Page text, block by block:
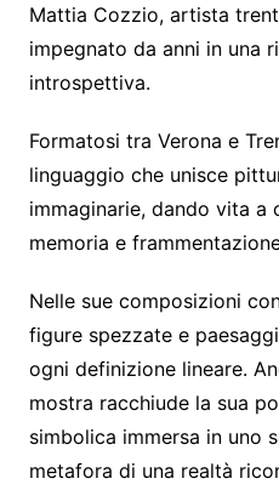
Mattia Cozzio, artista
impegnato da anni in una
introspettiva.
Formatosi tra Verona e
linguaggio che unisce
immaginarie, dando vita a
memoria e
Nelle sue composizioni
figure spezzate e
ogni definizione lineare.
mostra racchiude la sua
simbolica immersa in uno
metafora di una realtà